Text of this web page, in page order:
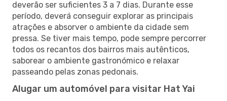
deverão ser suficientes 3 a 7 dias. Durante esse
período, deverá conseguir explorar as principais
atrações e absorver o ambiente da cidade sem
pressa. Se tiver mais tempo, pode sempre percorrer
todos os recantos dos bairros mais autênticos,
saborear o ambiente gastronómico e relaxar
passeando pelas zonas pedonais.
Alugar um automóvel para visitar Hat Yai